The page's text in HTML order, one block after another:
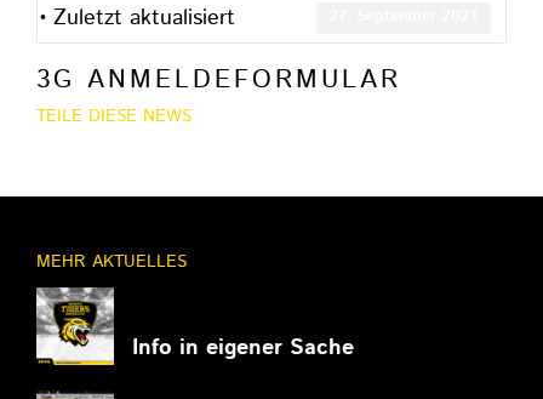
Zuletzt aktualisiert
3G ANMELDEFORMULAR
TEILE DIESE NEWS
MEHR AKTUELLES
Info in eigener Sache